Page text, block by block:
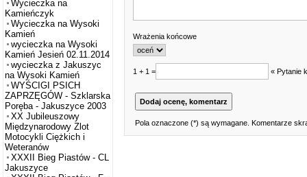
Wycieczka na
Kamieńczyk
Wycieczka na Wysoki
Kamień
wycieczka na Wysoki
Kamień Jesień 02.11.2014
wycieczka z Jakuszyc
na Wysoki Kamień
WYŚCIGI PSICH
ZAPRZĘGÓW - Szklarska
Poręba - Jakuszyce 2003
XX Jubileuszowy
Międzynarodowy Zlot
Motocykli Ciężkich i
Weteranów
XXXII Bieg Piastów - CL
Jakuszyce
Wrażenia końcowe
1 + 1 = « Pytanie
Pola oznaczone (*) są wymagane. Komentarze